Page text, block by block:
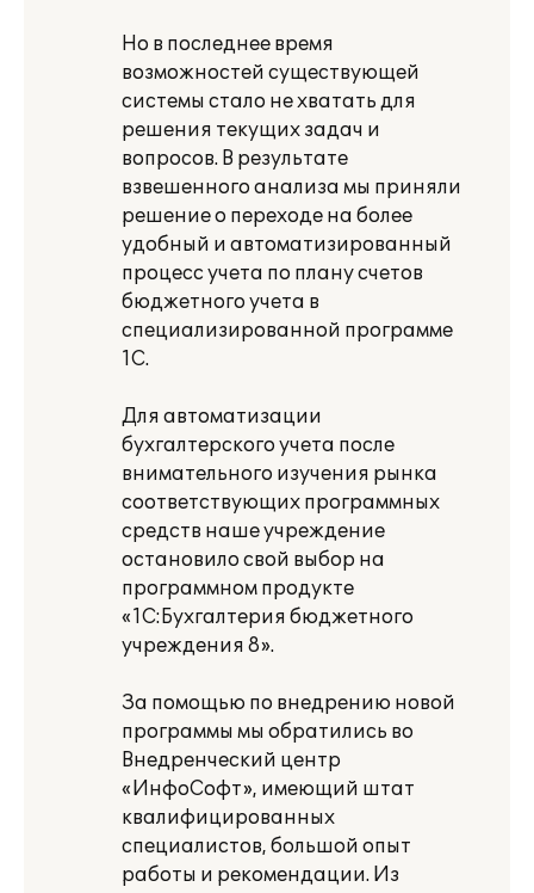
Но в последнее время
возможностей существующей
системы стало не хватать для
решения текущих задач и
вопросов. В результате
взвешенного анализа мы приняли
решение о переходе на более
удобный и автоматизированный
процесс учета по плану счетов
бюджетного учета в
специализированной программе
1С.
Для автоматизации
бухгалтерского учета после
внимательного изучения рынка
соответствующих программных
средств наше учреждение
остановило свой выбор на
программном продукте
«1С:Бухгалтерия бюджетного
учреждения 8».
За помощью по внедрению новой
программы мы обратились во
Внедренческий центр
«ИнфоСофт», имеющий штат
квалифицированных
специалистов, большой опыт
работы и рекомендации. Из